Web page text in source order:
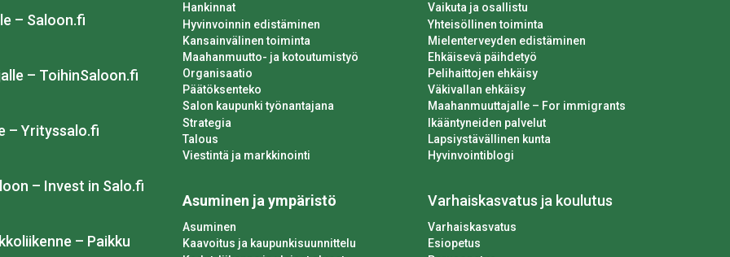
– Saloon.fi
– ToihinSaloon.fi
– Yrityssalo.fi
– Invest in Salo.fi
– Paikku
Hankinnat
Hyvinvoinnin edistäminen
Kansainvälinen toiminta
Maahanmuutto- ja kotoutumistyö
Organisaatio
Päätöksenteko
Salon kaupunki työnantajana
Strategia
Talous
Viestintä ja markkinointi
Asuminen ja ympäristö
Asuminen
Kaavoitus ja kaupunkisuunnittelu
Vaikuta ja osallistu
Yhteisöllinen toiminta
Mielenterveyden edistäminen
Ehkäisevä päihdetyö
Pelihaittojen ehkäisy
Väkivallan ehkäisy
Maahanmuuttajalle – For immigrants
Ikääntyneiden palvelut
Lapsiystävällinen kunta
Hyvinvointiblogi
Varhaiskasvatus ja koulutus
Varhaiskasvatus
Esiopetus